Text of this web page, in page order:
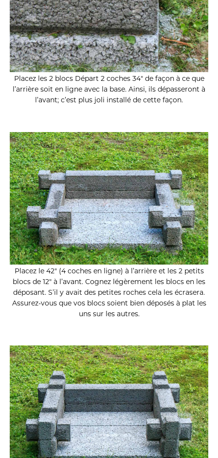
Placez les 2 blocs Départ 2 coches 34″ de façon à ce que
l’arrière soit en ligne avec la base. Ainsi, ils dépasseront à
l’avant; c’est plus joli installé de cette façon.
Placez le 42″ (4 coches en ligne) à l’arrière et les 2 petits
blocs de 12″ à l’avant. Cognez légèrement les blocs en les
déposant. S’il y avait des petites roches cela les écrasera.
Assurez-vous que vos blocs soient bien déposés à plat les
uns sur les autres.